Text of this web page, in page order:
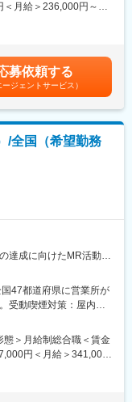
の推進、マネジメント
、歯科医院、および病
にお付き合いのあるお
提案や、飛び込み営業
合わせや既存のお客様
ろへ営業することはご
のスキルアップを実現
ができます。
ての倫理)が月に1度実
業界未経験の方でも安
月給＞236,000円～
も目安の金額であり、
月給(月額)は固定手当を
募依頼する
ージェントサービス）
/全国（希望勤務
達成に向けたMR活動を
者に対し、医薬品の有
の収集を行います。
領域、急性期疾患領
47都道府県に営業所が
受動喫煙対策：屋内全
態＞月給制総合職＜賃金
円＜月給＞341,000